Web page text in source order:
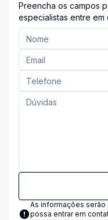
Preencha os campos
especialistas entre em
As informações serão
possa entrar em